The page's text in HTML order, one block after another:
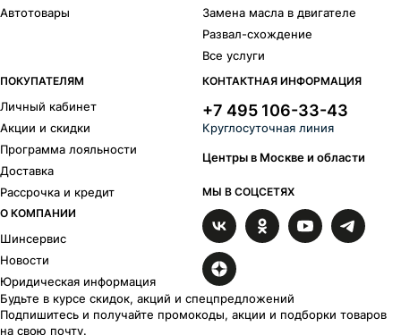
Автотовары
Замена масла в двигателе
Развал-схождение
Все услуги
ПОКУПАТЕЛЯМ
Личный кабинет
Акции и скидки
Программа лояльности
Доставка
Рассрочка и кредит
О КОМПАНИИ
Шинсервис
Новости
Юридическая информация
КОНТАКТНАЯ ИНФОРМАЦИЯ
+7 495 106-33-43
Круглосуточная линия
Центры в Москве и области
МЫ В СОЦСЕТЯХ
Будьте в курсе скидок, акций и спецпредложений
Подпишитесь и получайте промокоды, акции и подборки товаров
на свою почту.